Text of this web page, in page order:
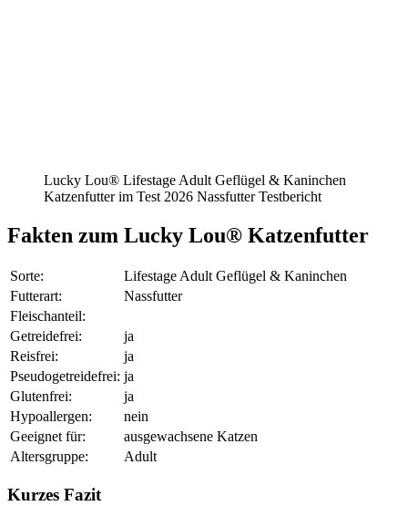
Lucky Lou® Lifestage Adult Geflügel & Kaninchen
Katzenfutter im Test 2026 Nassfutter Testbericht
Fakten zum Lucky Lou® Katzenfutter
Sorte:
Lifestage Adult Geflügel & Kaninchen
Futterart:
Nassfutter
Fleischanteil:
Getreidefrei:
ja
Reisfrei:
ja
Pseudogetreidefrei: ja
Glutenfrei:
ja
Hypoallergen:
nein
Geeignet für:
ausgewachsene Katzen
Altersgruppe:
Adult
Kurzes Fazit